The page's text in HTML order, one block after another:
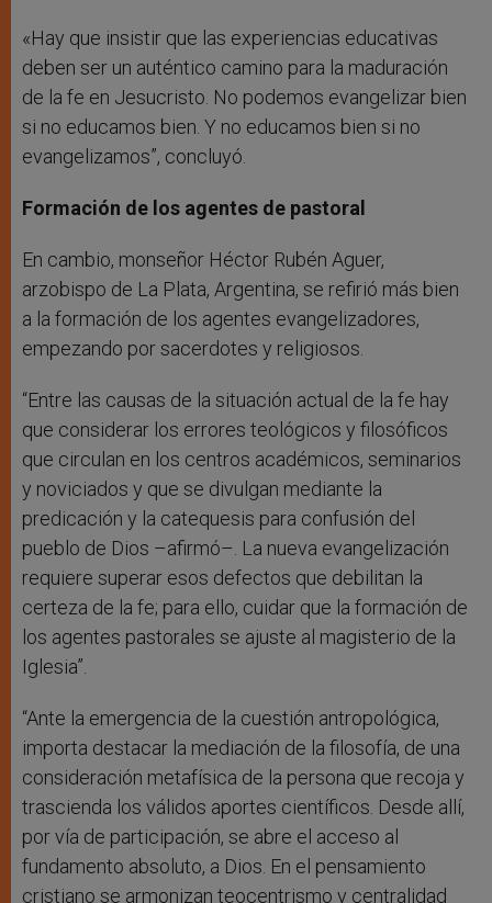
«Hay que insistir que las experiencias educativas
deben ser un auténtico camino para la maduración
de la fe en Jesucristo. No podemos evangelizar bien
si no educamos bien. Y no educamos bien si no
evangelizamos”, concluyó.
Formación de los agentes de pastoral
En cambio, monseñor Héctor Rubén Aguer,
arzobispo de La Plata, Argentina, se refirió más bien
a la formación de los agentes evangelizadores,
empezando por sacerdotes y religiosos.
“Entre las causas de la situación actual de la fe hay
que considerar los errores teológicos y filosóficos
que circulan en los centros académicos, seminarios
y noviciados y que se divulgan mediante la
predicación y la catequesis para confusión del
pueblo de Dios –afirmó–. La nueva evangelización
requiere superar esos defectos que debilitan la
certeza de la fe; para ello, cuidar que la formación de
los agentes pastorales se ajuste al magisterio de la
Iglesia”.
“Ante la emergencia de la cuestión antropológica,
importa destacar la mediación de la filosofía, de una
consideración metafísica de la persona que recoja y
trascienda los válidos aportes científicos. Desde allí,
por vía de participación, se abre el acceso al
fundamento absoluto, a Dios. En el pensamiento
cristiano se armonizan teocentrismo y centralidad